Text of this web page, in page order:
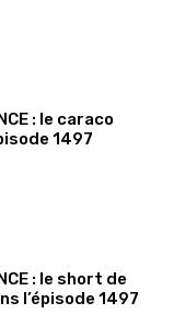
: le caraco
1497
: le short de
l’épisode 1497